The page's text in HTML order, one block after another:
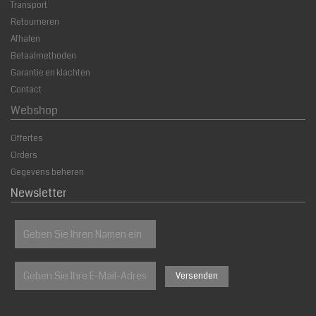
Transport
Retourneren
Afhalen
Betaalmethoden
Garantie en klachten
Contact
Webshop
Offertes
Orders
Gegevens beheren
Newsletter